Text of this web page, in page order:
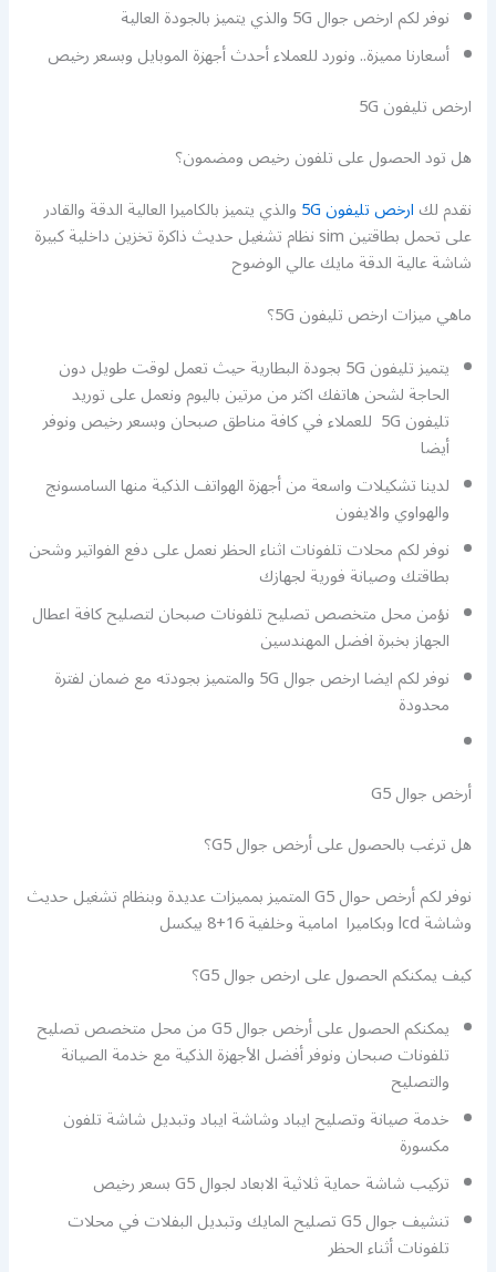
نوفر لكم ارخص جوال 5G والذي يتميز بالجودة العالية
أسعارنا مميزة.. ونورد للعملاء أحدث أجهزة الموبايل وبسعر رخيص
ارخص تليفون 5G
هل تود الحصول على تلفون رخيص ومضمون؟
نقدم لكارخص تليفون 5G والذي يتميز بالكاميرا العالية الدقة والقادر
على تحمل بطاقتين sim نظام تشغيل حديث ذاكرة تخزين داخلية كبيرة
شاشة عالية الدقة مايك عالي الوضوح
ماهي ميزات ارخص تليفون 5G؟
يتميز تليفون 5G بجودة البطارية حيث تعمل لوقت طويل دون
الحاجة لشحن هاتفك اكثر من مرتين باليوم ونعمل على توريد
تليفون 5G للعملاء في كافة مناطق صبحان وبسعر رخيص ونوفر
أيضا
لدينا تشكيلات واسعة من أجهزة الهواتف الذكية منها السامسونج
والهواوي والايفون
نوفر لكم محلات تلفونات اثناء الحظر نعمل على دفع الفواتير وشحن
بطاقتك وصيانة فورية لجهازك
نؤمن محل متخصص تصليح تلفونات صبحان لتصليح كافة اعطال
الجهاز بخبرة افضل المهندسين
نوفر لكم ايضا ارخص جوال 5G والمتميز بجودته مع ضمان لفترة
محدودة
أرخص جوال G5
هل ترغب بالحصول على أرخص جوال G5؟
نوفر لكم أرخص حوال G5 المتميز بمميزات عديدة وبنظام تشغيل حديث
وشاشة lcd وبكاميرا امامية وخلفية 16+8 بيكسل
كيف يمكنكم الحصول على ارخص جوال G5؟
يمكنكم الحصول على أرخص جوال G5 من محل متخصص تصليح
تلفونات صبحان ونوفر أفضل الأجهزة الذكية مع خدمة الصيانة
والتصليح
خدمة صيانة وتصليح ايباد وشاشة ايباد وتبديل شاشة تلفون
مكسورة
تركيب شاشة حماية ثلاثية الابعاد لجوال G5 بسعر رخيص
تنشيف جوال G5 تصليح المايك وتبديل البفلات في محلات
تلفونات أثناء الحظر